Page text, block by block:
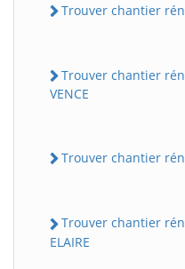
Trouver chantier
Trouver chantier
VENCE
Trouver chantier
Trouver chantier
ELAIRE